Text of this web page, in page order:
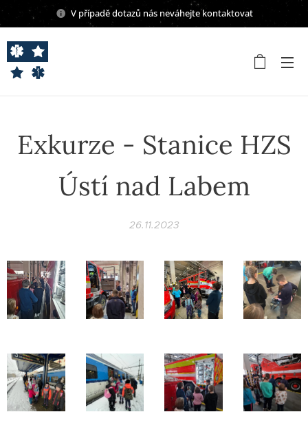
V případě dotazů nás neváhejte kontaktovat
Exkurze - Stanice HZS
Ústí nad Labem
26.11.2023